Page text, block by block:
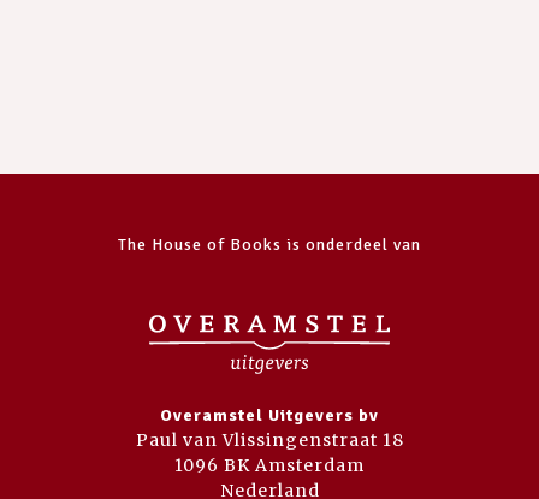
The House of Books is onderdeel van
Overamstel Uitgevers bv
Paul van Vlissingenstraat 18
1096 BK Amsterdam
Nederland